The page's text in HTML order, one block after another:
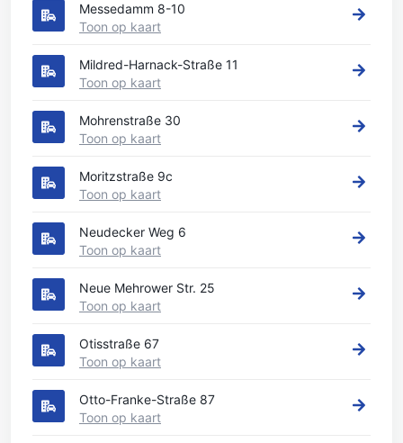
Messedamm 8-10
Toon op kaart
Mildred-Harnack-Straße 11
Toon op kaart
Mohrenstraße 30
Toon op kaart
Moritzstraße 9c
Toon op kaart
Neudecker Weg 6
Toon op kaart
Neue Mehrower Str. 25
Toon op kaart
Otisstraße 67
Toon op kaart
Otto-Franke-Straße 87
Toon op kaart